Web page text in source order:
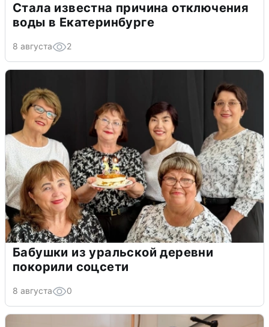
Стала известна причина отключения
воды в Екатеринбурге
8 августа 2
Бабушки из уральской деревни
покорили соцсети
8 августа 0